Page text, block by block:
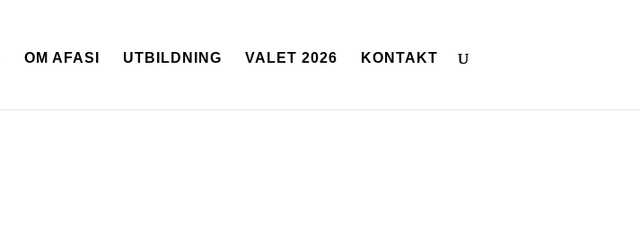
OM AFASI UTBILDNING VALET 2026 KONTAKT